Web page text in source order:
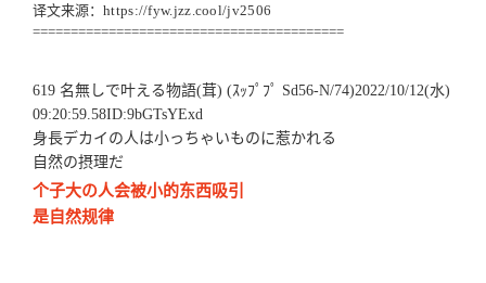
译文来源： https://fyw.jzz.cool/jv2506
=========================================
619 名無しで叶える物語(茸) (ｽｯﾌﾟﾌﾟ Sd56-N/74)2022/10/12(水)
09:20:59.58ID:9bGTsYExd
身長デカイの人は小っちゃいものに惹かれる
自然の摂理だ
个子大の人会被小的东西吸引
是自然规律